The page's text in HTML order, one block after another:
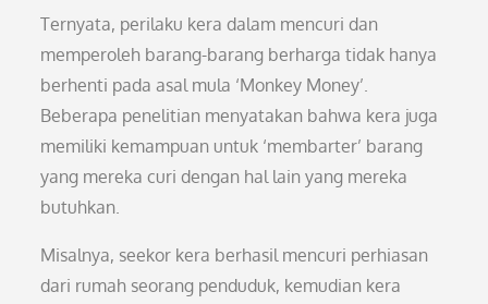
Ternyata, perilaku kera dalam mencuri dan
memperoleh barang-barang berharga tidak hanya
berhenti pada asal mula ‘Monkey Money’.
Beberapa penelitian menyatakan bahwa kera juga
memiliki kemampuan untuk ‘membarter’ barang
yang mereka curi dengan hal lain yang mereka
butuhkan.
Misalnya, seekor kera berhasil mencuri perhiasan
dari rumah seorang penduduk, kemudian kera